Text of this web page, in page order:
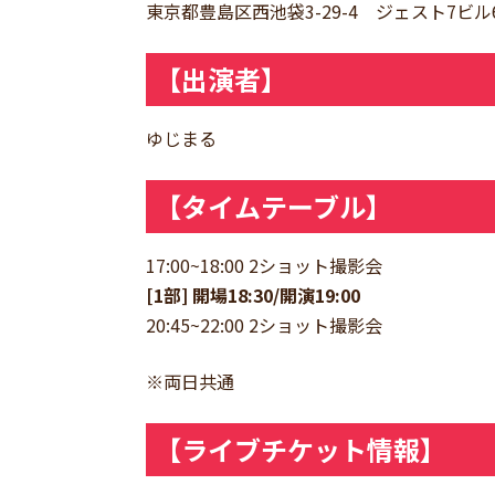
東京都豊島区西池袋3-29-4 ジェスト7ビ
【出演者】
ゆじまる
【タイムテーブル】
17:00~18:00 2ショット撮影会
[1部] 開場18:30/開演19:00
20:45~22:00 2ショット撮影会
※両日共通
【ライブチケット情報】